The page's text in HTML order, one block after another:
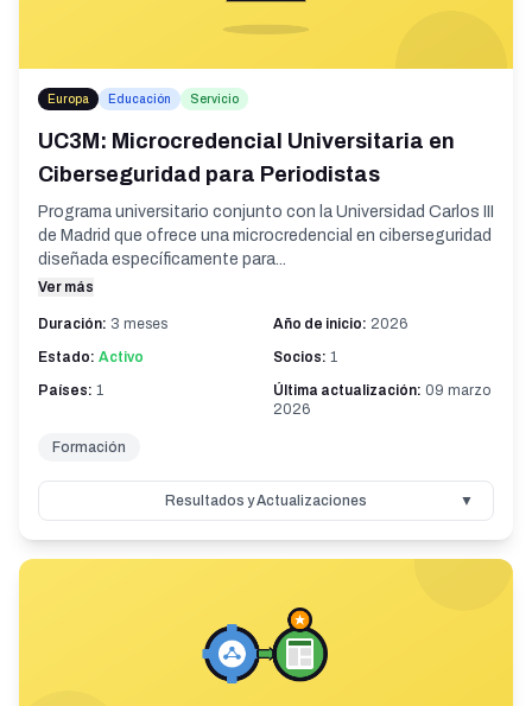
Europa Educación Servicio
UC3M: Microcredencial Universitaria en
Ciberseguridad para Periodistas
Programa universitario conjunto con la Universidad Carlos III
de Madrid que ofrece una microcredencial en ciberseguridad
diseñada específicamente para...
Ver más
Duración: 3 meses Año de inicio: 2026
Estado: Activo Socios: 1
Países: 1 Última actualización: 09 marzo
2026
Formación
Resultados y Actualizaciones ▼